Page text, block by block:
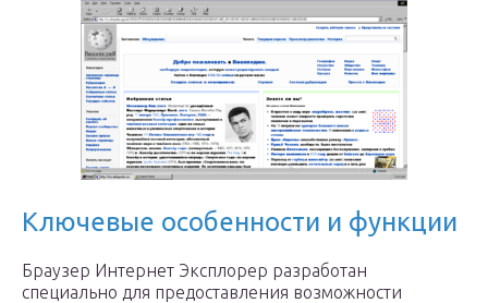
Ключевые особенности и функции
Браузер Интернет Эксплорер разработан
специально для предоставления возможности